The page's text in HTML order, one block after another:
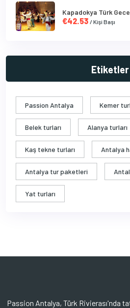
Kapadokya Türk
€42.53 / Kişi Başı
Etiketler
Passion Antalya Kemer
Belek turları Alanya turları
Kaş tekne turları Antalya
Antalya tur paketleri
Yat turları
Passion Antalya, Türk Rivierası'nda